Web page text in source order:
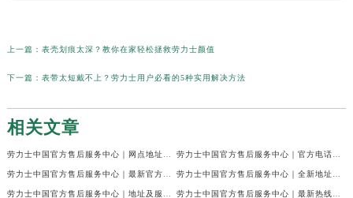
上一篇： 表壳划痕太深？教你在家轻松拯救劳力士颜值
下一篇： 表带太短戴不上？劳力士用户必看的5种实用解决方法
相关文章